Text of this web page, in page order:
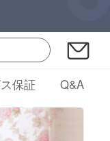
保証 Q&A